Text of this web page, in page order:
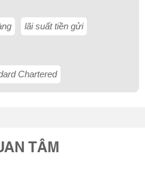
lãi suất tiền gửi
Chartered
TÂM